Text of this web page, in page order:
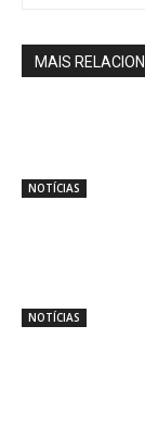
MAIS
NOTÍCIAS
NOTÍCIAS